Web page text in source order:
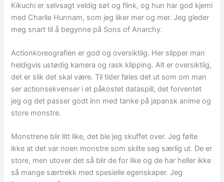
Kikuchi er selvsagt veldig søt og flink, og hun har god kjemi
med Charlie Hunnam, som jeg liker mer og mer. Jeg gleder
meg snart til å begynne på Sons of Anarchy.
Actionkoreografien er god og oversiktlig. Her slipper man
heldigvis ustødig kamera og rask klipping. Alt er oversiktlig,
det er slik det skal være. Til tider føles det ut som om man
ser actionsekvenser i et påkostet dataspill, det forventet
jeg og det passer godt inn med tanke på japansk anime og
store monstre.
Monstrene blir litt like, det ble jeg skuffet over. Jeg følte
ikke at det var noen monstre som skilte seg særlig ut. De er
store, men utover det så blir de for like og de har heller ikke
så mange særtrekk med spesielle egenskaper. Jeg